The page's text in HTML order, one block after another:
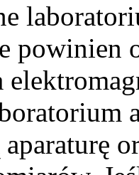
powinien